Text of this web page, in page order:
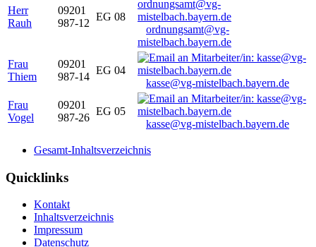
Herr
Rauh
09201
987-12
EG 08
ordnungsamt@vg-
mistelbach.bayern.de
Frau
Thiem
09201
987-14
EG 04
kasse@vg-mistelbach.bayern.de
Frau
Vogel
09201
987-26
EG 05
kasse@vg-mistelbach.bayern.de
Gesamt-Inhaltsverzeichnis
Quicklinks
Kontakt
Inhaltsverzeichnis
Impressum
Datenschutz